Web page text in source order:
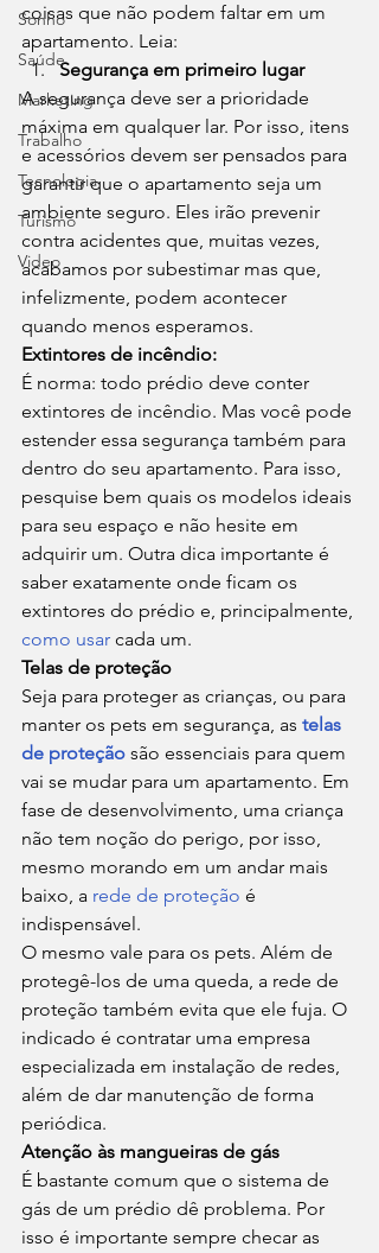
Sonho
Saúde
Marketing
Trabalho
Tecnologia
Turismo
Video
coisas que não podem faltar em um
apartamento. Leia:
Segurança em primeiro lugar
A segurança deve ser a prioridade
máxima em qualquer lar. Por isso, itens
e acessórios devem ser pensados para
garantir que o apartamento seja um
ambiente seguro. Eles irão prevenir
contra acidentes que, muitas vezes,
acabamos por subestimar mas que,
infelizmente, podem acontecer
quando menos esperamos.
Extintores de incêndio:
É norma: todo prédio deve conter
extintores de incêndio. Mas você pode
estender essa segurança também para
dentro do seu apartamento. Para isso,
pesquise bem quais os modelos ideais
para seu espaço e não hesite em
adquirir um. Outra dica importante é
saber exatamente onde ficam os
extintores do prédio e, principalmente,
como usar cada um.
Telas de proteção
Seja para proteger as crianças, ou para
manter os pets em segurança, as telas
de proteção são essenciais para quem
vai se mudar para um apartamento. Em
fase de desenvolvimento, uma criança
não tem noção do perigo, por isso,
mesmo morando em um andar mais
baixo, a rede de proteção é
indispensável.
O mesmo vale para os pets. Além de
protegê-los de uma queda, a rede de
proteção também evita que ele fuja. O
indicado é contratar uma empresa
especializada em instalação de redes,
além de dar manutenção de forma
periódica.
Atenção às mangueiras de gás
É bastante comum que o sistema de
gás de um prédio dê problema. Por
isso é importante sempre checar as